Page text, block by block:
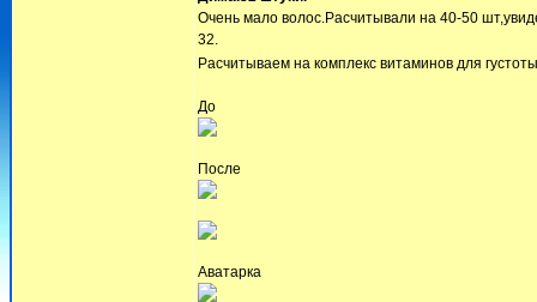
Очень мало волос.Расчитывали на 40-50
32.
Расчитываем на комплекс витаминов для
До
После
Аватарка